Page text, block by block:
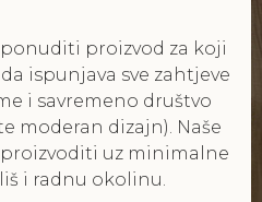
proizvod za koji
ispunjava sve zahtjeve
i savremeno društvo
moderan dizajn). Naše
uz minimalne
i radnu okolinu.